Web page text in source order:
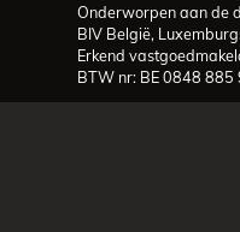
Onderworpen aan de
BIV België,
Erkend
BTW nr: BE 0848 885